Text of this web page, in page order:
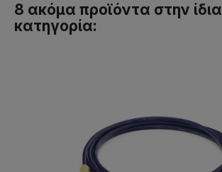
8 ακόμα προϊόντα στην ίδια
κατηγορία: